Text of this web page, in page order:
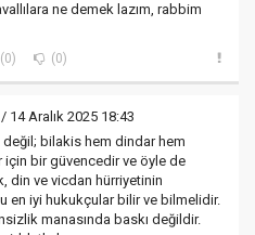
ne demek lazım, rabbim
(0) (0)
/ 14 Aralık 2025 18:43
bilakis hem dindar hem
için bir güvencedir ve öyle de
din ve vicdan hürriyetinin
en iyi hukukçular bilir ve bilmelidir.
manasında baskı değildir.